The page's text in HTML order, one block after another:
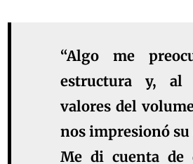
“Algo me
estructura y, al
valores del
nos impresionó su
Me di cuenta de